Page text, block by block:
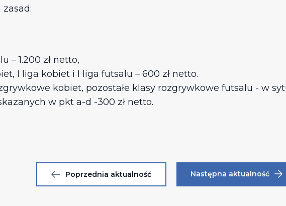
– 1.200 zł netto,
I liga kobiet i I liga futsalu – 600 zł netto.
kobiet, pozostałe klasy rozgrywkowe futsalu - w
w pkt a-d -300 zł netto.
Poprzednia aktualność Następna aktualność